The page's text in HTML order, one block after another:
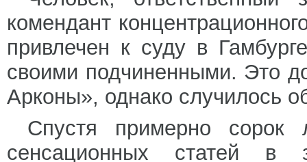
комендант
привлечен к суду в
своими подчиненными. Это
Арконы», однако случилось
Спустя примерно
сенсационных статей в